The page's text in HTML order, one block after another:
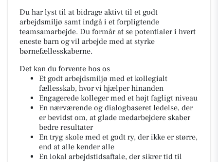
Du har lyst til at bidrage aktivt til et godt
arbejdsmiljø samt indgå i et forpligtende
teamsamarbejde. Du formår at se potentialer i hvert
eneste barn og vil arbejde med at styrke
børnefællesskaberne.
Det kan du forvente hos os
Et godt arbejdsmiljø med et kollegialt
fællesskab, hvor vi hjælper hinanden
Engagerede kolleger med et højt fagligt niveau
En nærværende og dialogbaseret ledelse, der
er bevidst om, at glade medarbejdere skaber
bedre resultater
En tryg skole med et godt ry, der ikke er større,
end at alle kender alle
En lokal arbejdstidsaftale, der sikrer tid til